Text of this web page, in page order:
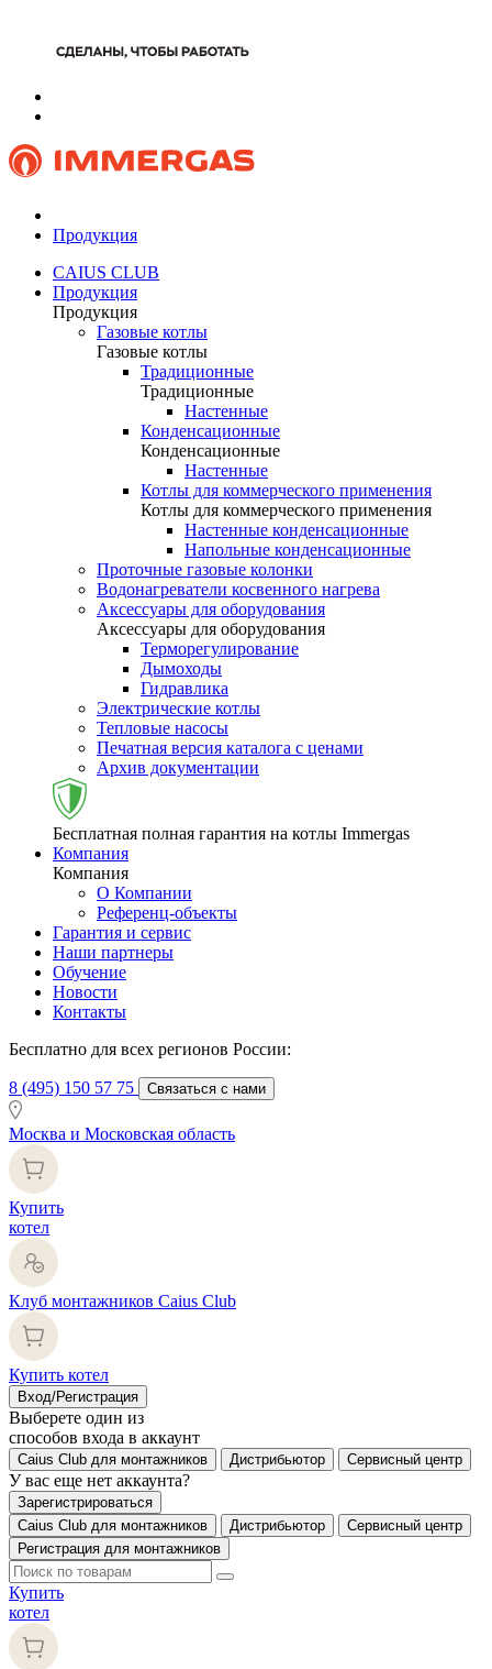
Продукция
CAIUS CLUB
Продукция
Продукция
Газовые котлы
Газовые котлы
Традиционные
Традиционные
Настенные
Конденсационные
Конденсационные
Настенные
Котлы для коммерческого применения
Котлы для коммерческого применения
Настенные конденсационные
Напольные конденсационные
Проточные газовые колонки
Водонагреватели косвенного нагрева
Аксессуары для оборудования
Аксессуары для оборудования
Терморегулирование
Дымоходы
Гидравлика
Электрические котлы
Тепловые насосы
Печатная версия каталога с ценами
Архив документации
Бесплатная полная гарантия на котлы Immergas
Компания
Компания
О Компании
Референц-объекты
Гарантия и сервис
Наши партнеры
Обучение
Новости
Контакты
Бесплатно для всех регионов России:
8 (495) 150 57 75 Связаться с нами
Москва и Московская область
Купить
котел
Клуб монтажников Caius Club
Купить котел
Вход/Регистрация
Выберете один из
способов входа в аккаунт
Caius Club для монтажников Дистрибьютор Сервисный центр
У вас еще нет аккаунта?
Зарегистрироваться
Caius Club для монтажников
Дистрибьютор
Сервисный центр
Регистрация для монтажников
Купить
котел